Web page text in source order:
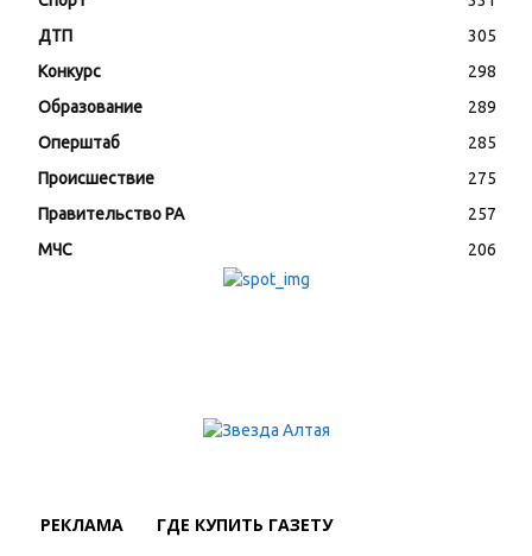
ДТП
305
Конкурс
298
Образование
289
Оперштаб
285
Происшествие
275
Правительство РА
257
МЧС
206
РЕКЛАМА ГДЕ КУПИТЬ ГАЗЕТУ